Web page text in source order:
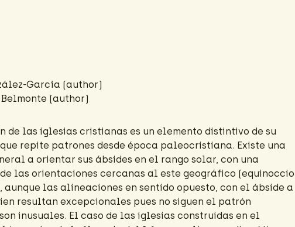
García (author)
(author)
de las iglesias cristianas es un elemento distintivo de su
repite patrones desde época paleocristiana. Existe una
a orientar sus ábsides en el rango solar, con una
las orientaciones cercanas al este geográfico (equinoccio
aunque las alineaciones en sentido opuesto, con el ábside a
resultan excepcionales pues no siguen el patrón
inusuales. El caso de las iglesias construidas en el